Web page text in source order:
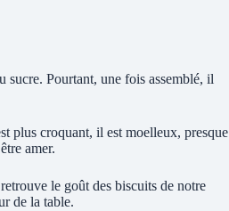
sucre. Pourtant, une fois assemblé, il
plus croquant, il est moelleux, presque
amer.
le goût des biscuits de notre
de la table.